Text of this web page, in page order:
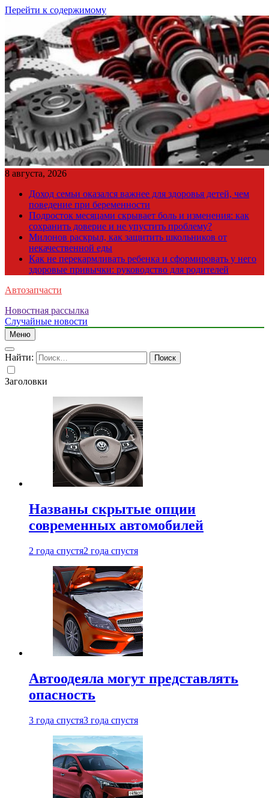
Перейти к содержимому
8 августа, 2026
Доход семьи оказался важнее для здоровья детей, чем
поведение при беременности
Подросток месяцами скрывает боль и изменения: как
сохранить доверие и не упустить проблему?
Милонов раскрыл, как защитить школьников от
некачественной еды
Как не перекармливать ребенка и сформировать у него
здоровые привычки: руководство для родителей
Автозапчасти
Новостная рассылка
Случайные новости
Меню
Найти:
Заголовки
Названы скрытые опции
современных автомобилей
2 года спустя2 года спустя
Автоодеяла могут представлять
опасность
3 года спустя3 года спустя